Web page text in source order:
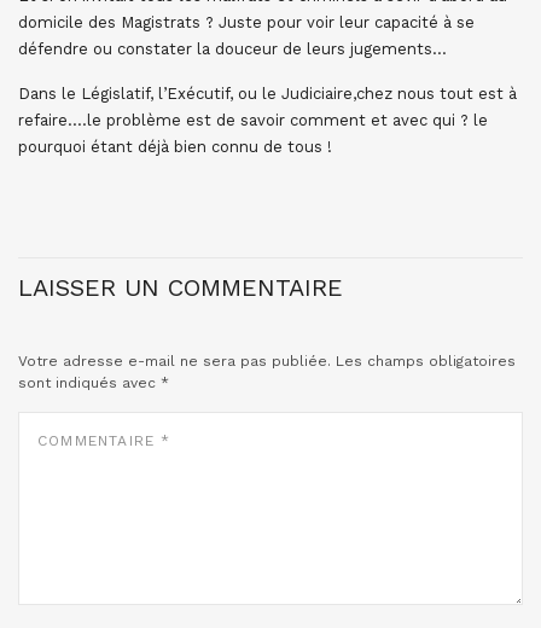
domicile des Magistrats ? Juste pour voir leur capacité à se
défendre ou constater la douceur de leurs jugements…
Dans le Législatif, l’Exécutif, ou le Judiciaire,chez nous tout est à
refaire….le problème est de savoir comment et avec qui ? le
pourquoi étant déjà bien connu de tous !
LAISSER UN COMMENTAIRE
Votre adresse e-mail ne sera pas publiée. Les champs obligatoires
sont indiqués avec *